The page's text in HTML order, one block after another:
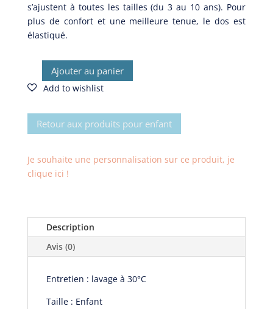
s’ajustent à toutes les tailles (du 3 au 10 ans). Pour
plus de confort et une meilleure tenue, le dos est
élastiqué.
quantité
de
Igor
Ajouter au panier
Retour aux produits pour enfant
Je souhaite une personnalisation sur ce produit, je
clique ici !
Description
Avis (0)
Entretien : lavage à 30°C
Taille : Enfant